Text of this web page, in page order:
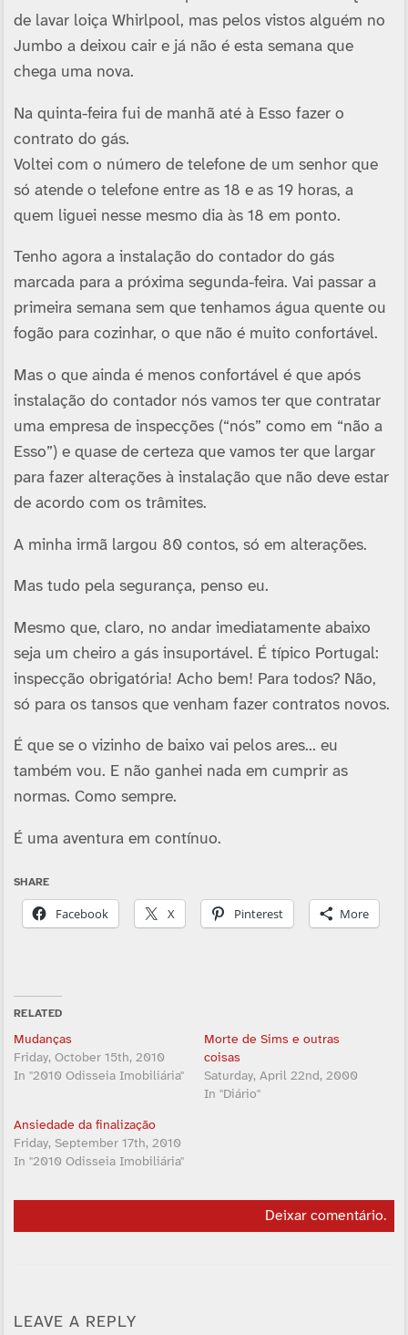
de lavar loiça Whirlpool, mas pelos vistos alguém no
Jumbo a deixou cair e já não é esta semana que
chega uma nova.
Na quinta-feira fui de manhã até à Esso fazer o
contrato do gás.
Voltei com o número de telefone de um senhor que
só atende o telefone entre as 18 e as 19 horas, a
quem liguei nesse mesmo dia às 18 em ponto.
Tenho agora a instalação do contador do gás
marcada para a próxima segunda-feira. Vai passar a
primeira semana sem que tenhamos água quente ou
fogão para cozinhar, o que não é muito confortável.
Mas o que ainda é menos confortável é que após
instalação do contador nós vamos ter que contratar
uma empresa de inspecções (“nós” como em “não a
Esso”) e quase de certeza que vamos ter que largar
para fazer alterações à instalação que não deve estar
de acordo com os trâmites.
A minha irmã largou 80 contos, só em alterações.
Mas tudo pela segurança, penso eu.
Mesmo que, claro, no andar imediatamente abaixo
seja um cheiro a gás insuportável. É típico Portugal:
inspecção obrigatória! Acho bem! Para todos? Não,
só para os tansos que venham fazer contratos novos.
É que se o vizinho de baixo vai pelos ares… eu
também vou. E não ganhei nada em cumprir as
normas. Como sempre.
É uma aventura em contínuo.
SHARE
Facebook X Pinterest More
RELATED
Mudanças
Friday, October 15th, 2010
In "2010 Odisseia Imobiliária"
Morte de Sims e outras
coisas
Saturday, April 22nd, 2000
In "Diário"
Ansiedade da finalização
Friday, September 17th, 2010
In "2010 Odisseia Imobiliária"
Deixar comentário.
LEAVE A REPLY